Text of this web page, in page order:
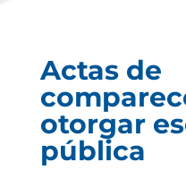
Actas de
otorgar
pública